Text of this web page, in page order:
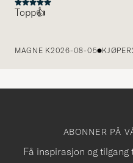
Topp👍
MAGNE K2026-08-05 KJØPER
ABONNER PÅ
Få inspirasjon og